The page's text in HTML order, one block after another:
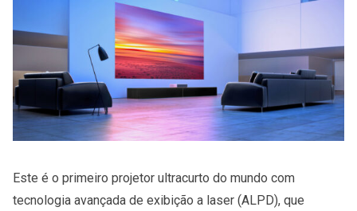
Este é o primeiro projetor ultracurto do mundo com
tecnologia avançada de exibição a laser (ALPD), que